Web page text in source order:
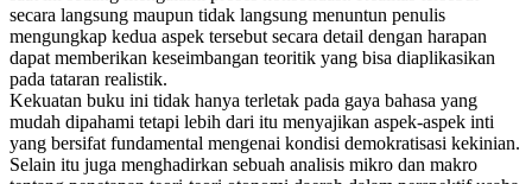
secara langsung maupun tidak langsung menuntun penulis
mengungkap kedua aspek tersebut secara detail dengan harapan
dapat memberikan keseimbangan teoritik yang bisa diaplikasikan
pada tataran realistik.
Kekuatan buku ini tidak hanya terletak pada gaya bahasa yang
mudah dipahami tetapi lebih dari itu menyajikan aspek-aspek inti
yang bersifat fundamental mengenai kondisi demokratisasi kekinian.
Selain itu juga menghadirkan sebuah analisis mikro dan makro